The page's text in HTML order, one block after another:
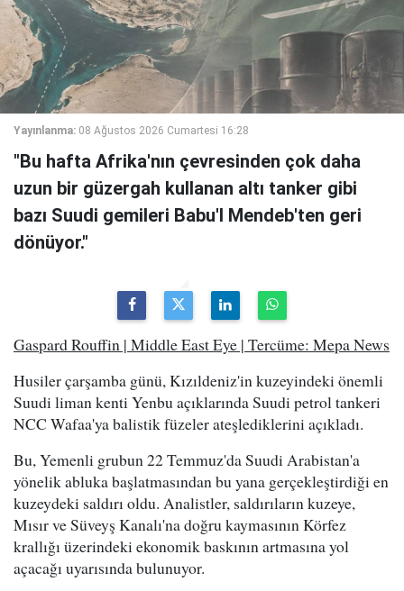
Yayınlanma: 08 Ağustos 2026 Cumartesi 16:28
"Bu hafta Afrika'nın çevresinden çok daha
uzun bir güzergah kullanan altı tanker gibi
bazı Suudi gemileri Babu'l Mendeb'ten geri
dönüyor."
Gaspard Rouffin | Middle East Eye | Tercüme: Mepa News
Husiler çarşamba günü, Kızıldeniz'in kuzeyindeki önemli
Suudi liman kenti Yenbu açıklarında Suudi petrol tankeri
NCC Wafaa'ya balistik füzeler ateşlediklerini açıkladı.
Bu, Yemenli grubun 22 Temmuz'da Suudi Arabistan'a
yönelik abluka başlatmasından bu yana gerçekleştirdiği en
kuzeydeki saldırı oldu. Analistler, saldırıların kuzeye,
Mısır ve Süveyş Kanalı'na doğru kaymasının Körfez
krallığı üzerindeki ekonomik baskının artmasına yol
açacağı uyarısında bulunuyor.